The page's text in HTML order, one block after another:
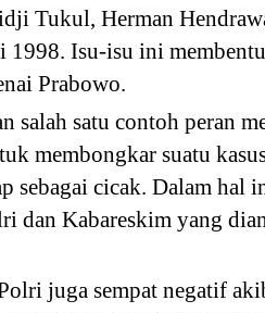
Tukul, Herman
1998. Isu-isu ini
Prabowo.
salah satu contoh peran
membongkar suatu
sebagai cicak. Dalam
dan Kabareskim yang
juga sempat negatif